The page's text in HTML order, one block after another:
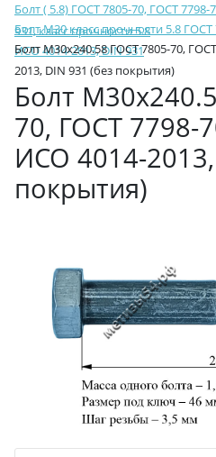
Болт ( 5.8) ГОСТ 7805-70, ГОСТ
931, класс прочности 5.8
Болт М30 класс прочности 5.8
ИСО 4014-2013, DIN 931
Болт М30х240.58 ГОСТ 7805-70,
2013, DIN 931 (без покрытия)
Болт
70, ГОСТ 7798-
ИСО 4014-
покрытия)